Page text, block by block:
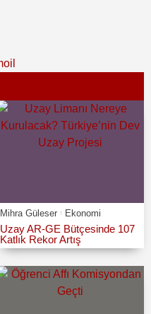
Mihra Güleser Ekonomi
Uzay AR-GE Bütçesinde 107
Katlık Rekor Artış